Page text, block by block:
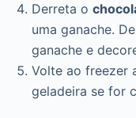
Derreta o
uma ganache.
ganache e
Volte ao freezer
geladeira se for